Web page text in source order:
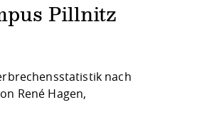
Pillnitz
nach
René Hagen,